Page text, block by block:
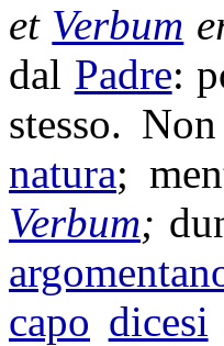
et Verbum
dal Padre:
stesso.
natura;
Verbum;
capo dicesi